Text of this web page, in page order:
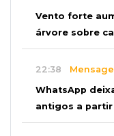
Vento forte
árvore sobre
22:38
WhatsApp
antigos a